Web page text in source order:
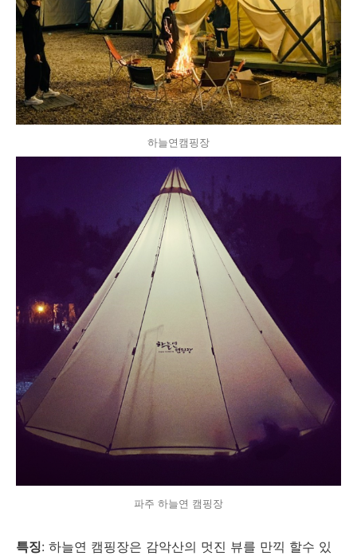
하늘연캠핑장
파주 하늘연 캠핑장
특징: 하늘연 캠핑장은 감악산의 멋진 뷰를 만끽 할수 있